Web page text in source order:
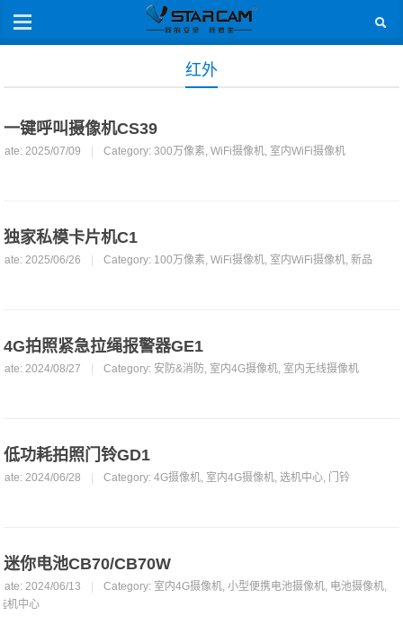
红外
一键呼叫摄像机CS39
2025/07/09 Category:300万像素,WiFi摄像机, 室内WiFi摄像机
独家私模卡片机C1
2025/06/26 Category: 100万像素,WiFi摄像机, 室内WiFi摄像机,新品
4G拍照紧急拉绳报警器GE1
2024/08/27 Category: 安防&消防, 室内4G摄像机, 室内无线摄像机
低功耗拍照门铃GD1
2024/06/28 Category:4G摄像机, 室内4G摄像机,选机中心, 门铃
迷你电池CB70/CB70W
2024/06/13 Category: 室内4G摄像机,小型便携电池摄像机, 电池摄像机,
机中心